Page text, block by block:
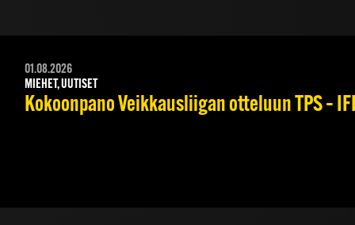
01.08.2026
MIEHET, UUTISET
Kokoonpano Veikkausliigan otteluun TPS –